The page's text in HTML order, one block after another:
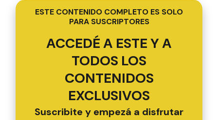
ESTE CONTENIDO COMPLETO ES SOLO
PARA SUSCRIPTORES
ACCEDÉ A ESTE Y A
TODOS LOS
CONTENIDOS
EXCLUSIVOS
Suscribite y empezá a disfrutar